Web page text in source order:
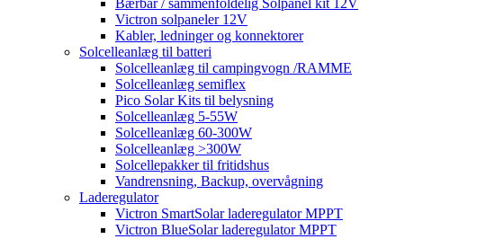
Bærbar / sammenfoldelig Solpanel kit 12V
Victron solpaneler 12V
Kabler, ledninger og konnektorer
Solcelleanlæg til batteri
Solcelleanlæg til campingvogn /RAMME
Solcelleanlæg semiflex
Pico Solar Kits til belysning
Solcelleanlæg 5-55W
Solcelleanlæg 60-300W
Solcelleanlæg >300W
Solcellepakker til fritidshus
Vandrensning, Backup, overvågning
Laderegulator
Victron SmartSolar laderegulator MPPT
Victron BlueSolar laderegulator MPPT